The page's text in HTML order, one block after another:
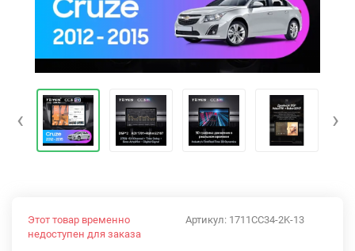
‹ ›
Артикул: 1711CC34-2K-13
Этот товар временно
недоступен для заказа